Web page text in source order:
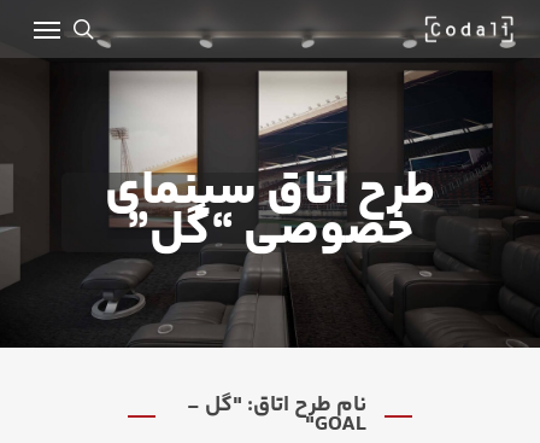
Skip
main
content
search
Menu
طرح اتاق سینمای
خصوصی “گل”
نام طرح اتاق: "گل -
GOAL"